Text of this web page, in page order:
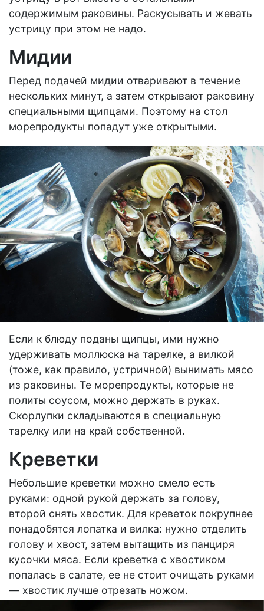
содержимым раковины. Раскусывать и жевать
устрицу при этом не надо.
Мидии
Перед подачей мидии отваривают в течение
нескольких минут, а затем открывают раковину
специальными щипцами. Поэтому на стол
морепродукты попадут уже открытыми.
Если к блюду поданы щипцы, ими нужно
удерживать моллюска на тарелке, а вилкой
(тоже, как правило, устричной) вынимать мясо
из раковины. Те морепродукты, которые не
политы соусом, можно держать в руках.
Скорлупки складываются в специальную
тарелку или на край собственной.
Креветки
Небольшие креветки можно смело есть
руками: одной рукой держать за голову,
второй снять хвостик. Для креветок покрупнее
понадобятся лопатка и вилка: нужно отделить
голову и хвост, затем вытащить из панциря
кусочки мяса. Если креветка с хвостиком
попалась в салате, ее не стоит очищать руками
— хвостик лучше отрезать ножом.